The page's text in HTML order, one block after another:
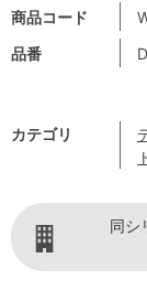
商品コード
品番
カテゴリ
同シ